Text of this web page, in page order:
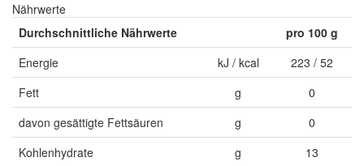
Nährwerte
Durchschnittliche Nährwerte
pro 100 g
Energie
kJ / kcal
223 / 52
Fett
g
0
davon gesättigte Fettsäuren
g
0
Kohlenhydrate
g
13